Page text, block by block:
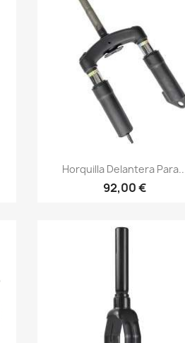
Vista rápida
Horquilla Delantera Para...
92,00 €